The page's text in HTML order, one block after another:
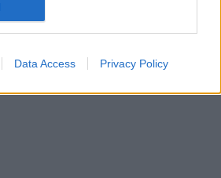
Data Access Privacy Policy